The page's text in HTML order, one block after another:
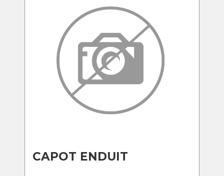
CAPOT ENDUIT